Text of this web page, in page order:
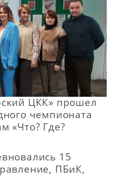
ЦКК» прошел
чемпионата
«Что? Где?
15
ПБиК,